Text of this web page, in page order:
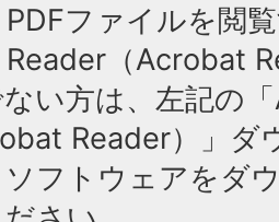
PDFファイルを閲
Reader（Acrobat
い方は、左記の
Reader）」ダ
ソフトウェアをダ